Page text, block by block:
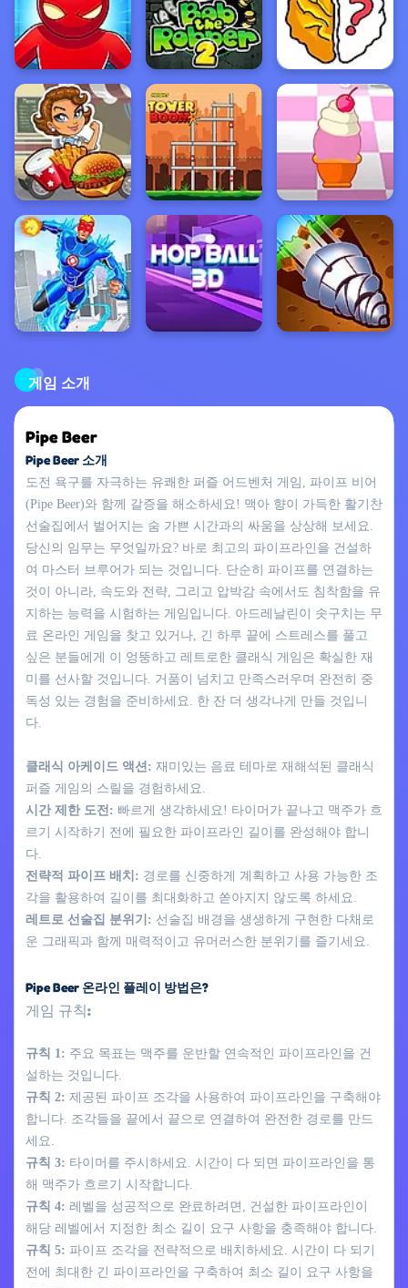
게임 소개
Pipe Beer
Pipe Beer 소개
도전 욕구를 자극하는 유쾌한 퍼즐 어드벤처 게임, 파이프 비어
(Pipe Beer)와 함께 갈증을 해소하세요! 맥아 향이 가득한 활기찬
선술집에서 벌어지는 숨 가쁜 시간과의 싸움을 상상해 보세요.
당신의 임무는 무엇일까요? 바로 최고의 파이프라인을 건설하
여 마스터 브루어가 되는 것입니다. 단순히 파이프를 연결하는
것이 아니라, 속도와 전략, 그리고 압박감 속에서도 침착함을 유
지하는 능력을 시험하는 게임입니다. 아드레날린이 솟구치는 무
료 온라인 게임을 찾고 있거나, 긴 하루 끝에 스트레스를 풀고
싶은 분들에게 이 엉뚱하고 레트로한 클래식 게임은 확실한 재
미를 선사할 것입니다. 거품이 넘치고 만족스러우며 완전히 중
독성 있는 경험을 준비하세요. 한 잔 더 생각나게 만들 것입니
다.
클래식 아케이드 액션: 재미있는 음료 테마로 재해석된 클래식
퍼즐 게임의 스릴을 경험하세요.
시간 제한 도전: 빠르게 생각하세요! 타이머가 끝나고 맥주가 흐
르기 시작하기 전에 필요한 파이프라인 길이를 완성해야 합니
다.
전략적 파이프 배치: 경로를 신중하게 계획하고 사용 가능한 조
각을 활용하여 길이를 최대화하고 쏟아지지 않도록 하세요.
레트로 선술집 분위기: 선술집 배경을 생생하게 구현한 다채로
운 그래픽과 함께 매력적이고 유머러스한 분위기를 즐기세요.
Pipe Beer 온라인 플레이 방법은?
게임 규칙:
규칙 1: 주요 목표는 맥주를 운반할 연속적인 파이프라인을 건
설하는 것입니다.
규칙 2: 제공된 파이프 조각을 사용하여 파이프라인을 구축해야
합니다. 조각들을 끝에서 끝으로 연결하여 완전한 경로를 만드
세요.
규칙 3: 타이머를 주시하세요. 시간이 다 되면 파이프라인을 통
해 맥주가 흐르기 시작합니다.
규칙 4: 레벨을 성공적으로 완료하려면, 건설한 파이프라인이
해당 레벨에서 지정한 최소 길이 요구 사항을 충족해야 합니다.
규칙 5: 파이프 조각을 전략적으로 배치하세요. 시간이 다 되기
전에 최대한 긴 파이프라인을 구축하여 최소 길이 요구 사항을